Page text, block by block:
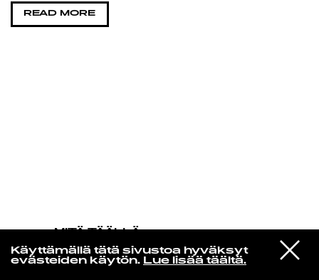
Käyttämällä tätä sivustoa hyväksyt
evästeiden käytön. Lue lisää täältä.
VIESTI
STUDIOON
MITÄ TÄÄLLÄ
LCD Soundsystem
You Wanted a Hit
READ MORE